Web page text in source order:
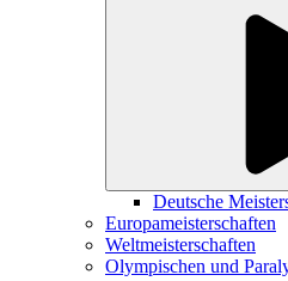
Deutsche
Europameisterschaften
Weltmeisterschaften
Olympischen und